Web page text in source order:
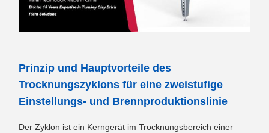
Prinzip und Hauptvorteile des
Trocknungszyklons für eine zweistufige
Einstellungs- und Brennproduktionslinie
Der Zyklon ist ein Kerngerät im Trocknungsbereich einer